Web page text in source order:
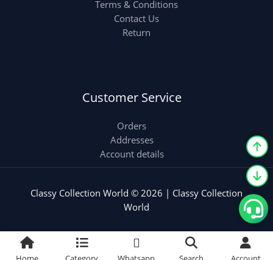
Terms & Conditions
Contact Us
Return
Customer Service
Orders
Addresses
Account details
Classy Collection World © 2026 | Classy Collection
World